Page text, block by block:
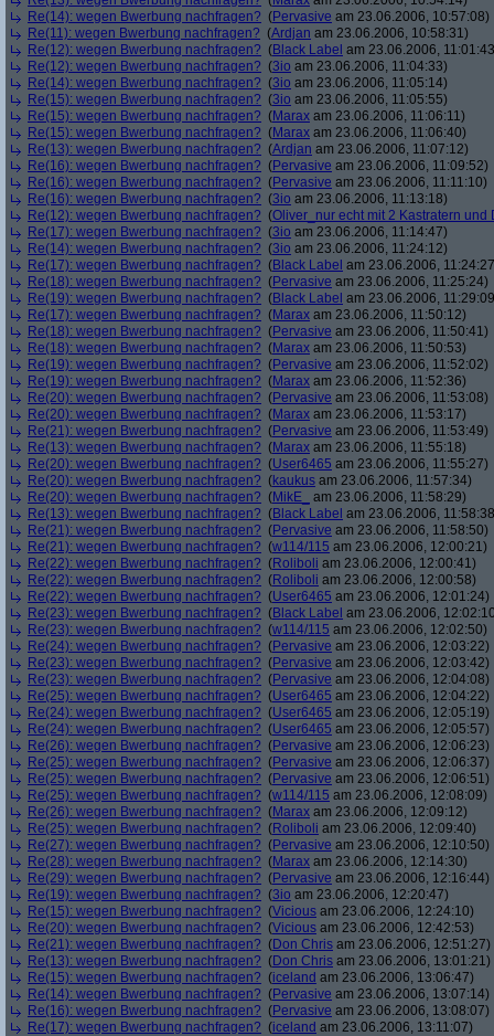
Re(14): wegen Bwerbung nachfragen? (Pervasive am 23.06.2006, 10:57:08)
Re(11): wegen Bwerbung nachfragen? (Ardjan am 23.06.2006, 10:58:31)
Re(12): wegen Bwerbung nachfragen? (Black Label am 23.06.2006,
Re(12): wegen Bwerbung nachfragen? (3io am 23.06.2006, 11:04:33)
Re(14): wegen Bwerbung nachfragen? (3io am 23.06.2006, 11:05:14)
Re(15): wegen Bwerbung nachfragen? (3io am 23.06.2006, 11:05:55)
Re(15): wegen Bwerbung nachfragen? (Marax am 23.06.2006, 11:06:11)
Re(15): wegen Bwerbung nachfragen? (Marax am 23.06.2006, 11:06:40)
Re(13): wegen Bwerbung nachfragen? (Ardjan am 23.06.2006, 11:07:12)
Re(16): wegen Bwerbung nachfragen? (Pervasive am 23.06.2006, 11:09:52)
Re(16): wegen Bwerbung nachfragen? (Pervasive am 23.06.2006, 11:11:10)
Re(16): wegen Bwerbung nachfragen? (3io am 23.06.2006, 11:13:18)
Re(12): wegen Bwerbung nachfragen? (Oliver_nur echt mit 2 Kastratern und
Re(17): wegen Bwerbung nachfragen? (3io am 23.06.2006, 11:14:47)
Re(14): wegen Bwerbung nachfragen? (3io am 23.06.2006, 11:24:12)
Re(17): wegen Bwerbung nachfragen? (Black Label am 23.06.2006,
Re(18): wegen Bwerbung nachfragen? (Pervasive am 23.06.2006, 11:25:24)
Re(19): wegen Bwerbung nachfragen? (Black Label am 23.06.2006,
Re(17): wegen Bwerbung nachfragen? (Marax am 23.06.2006, 11:50:12)
Re(18): wegen Bwerbung nachfragen? (Pervasive am 23.06.2006, 11:50:41)
Re(18): wegen Bwerbung nachfragen? (Marax am 23.06.2006, 11:50:53)
Re(19): wegen Bwerbung nachfragen? (Pervasive am 23.06.2006, 11:52:02)
Re(19): wegen Bwerbung nachfragen? (Marax am 23.06.2006, 11:52:36)
Re(20): wegen Bwerbung nachfragen? (Pervasive am 23.06.2006, 11:53:08)
Re(20): wegen Bwerbung nachfragen? (Marax am 23.06.2006, 11:53:17)
Re(21): wegen Bwerbung nachfragen? (Pervasive am 23.06.2006, 11:53:49)
Re(13): wegen Bwerbung nachfragen? (Marax am 23.06.2006, 11:55:18)
Re(20): wegen Bwerbung nachfragen? (User6465 am 23.06.2006, 11:55:27)
Re(20): wegen Bwerbung nachfragen? (kaukus am 23.06.2006, 11:57:34)
Re(20): wegen Bwerbung nachfragen? (MikE_
am 23.06.2006, 11:58:29)
Re(13): wegen Bwerbung nachfragen? (Black Label am 23.06.2006,
Re(21): wegen Bwerbung nachfragen? (Pervasive am 23.06.2006, 11:58:50)
Re(21): wegen Bwerbung nachfragen? (w114/115 am 23.06.2006, 12:00:21)
Re(22): wegen Bwerbung nachfragen? (Roliboli am 23.06.2006, 12:00:41)
Re(22): wegen Bwerbung nachfragen? (Roliboli am 23.06.2006, 12:00:58)
Re(22): wegen Bwerbung nachfragen? (User6465 am 23.06.2006, 12:01:24)
Re(23): wegen Bwerbung nachfragen? (Black Label am 23.06.2006,
Re(23): wegen Bwerbung nachfragen? (w114/115 am 23.06.2006, 12:02:50)
Re(24): wegen Bwerbung nachfragen? (Pervasive am 23.06.2006, 12:03:22)
Re(23): wegen Bwerbung nachfragen? (Pervasive am 23.06.2006, 12:03:42)
Re(23): wegen Bwerbung nachfragen? (Pervasive am 23.06.2006, 12:04:08)
Re(25): wegen Bwerbung nachfragen? (User6465 am 23.06.2006, 12:04:22)
Re(24): wegen Bwerbung nachfragen? (User6465 am 23.06.2006, 12:05:19)
Re(24): wegen Bwerbung nachfragen? (User6465 am 23.06.2006, 12:05:57)
Re(26): wegen Bwerbung nachfragen? (Pervasive am 23.06.2006, 12:06:23)
Re(25): wegen Bwerbung nachfragen? (Pervasive am 23.06.2006, 12:06:37)
Re(25): wegen Bwerbung nachfragen? (Pervasive am 23.06.2006, 12:06:51)
Re(25): wegen Bwerbung nachfragen? (w114/115 am 23.06.2006, 12:08:09)
Re(26): wegen Bwerbung nachfragen? (Marax am 23.06.2006, 12:09:12)
Re(25): wegen Bwerbung nachfragen? (Roliboli am 23.06.2006, 12:09:40)
Re(27): wegen Bwerbung nachfragen? (Pervasive am 23.06.2006, 12:10:50)
Re(28): wegen Bwerbung nachfragen? (Marax am 23.06.2006, 12:14:30)
Re(29): wegen Bwerbung nachfragen? (Pervasive am 23.06.2006, 12:16:44)
Re(19): wegen Bwerbung nachfragen? (3io am 23.06.2006, 12:20:47)
Re(15): wegen Bwerbung nachfragen? (Vicious am 23.06.2006, 12:24:10)
Re(20): wegen Bwerbung nachfragen? (Vicious am 23.06.2006, 12:42:53)
Re(21): wegen Bwerbung nachfragen? (Don Chris am 23.06.2006, 12:51:27)
Re(13): wegen Bwerbung nachfragen? (Don Chris am 23.06.2006, 13:01:21)
Re(15): wegen Bwerbung nachfragen? (iceland am 23.06.2006, 13:06:47)
Re(14): wegen Bwerbung nachfragen? (Pervasive am 23.06.2006, 13:07:14)
Re(16): wegen Bwerbung nachfragen? (Pervasive am 23.06.2006, 13:08:07)
Re(17): wegen Bwerbung nachfragen? (iceland am 23.06.2006, 13:11:07)